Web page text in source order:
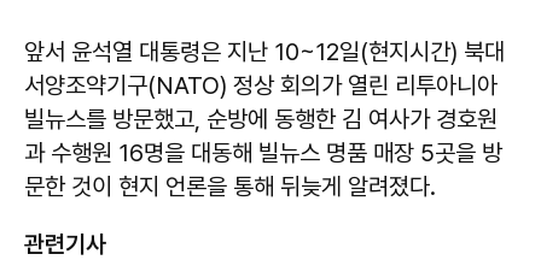
앞서 윤석열 대통령은 지난 10~12일(현지시간) 북대
서양조약기구(NATO) 정상 회의가 열린 리투아니아
빌뉴스를 방문했고, 순방에 동행한 김 여사가 경호원
과 수행원 16명을 대동해 빌뉴스 명품 매장 5곳을 방
문한 것이 현지 언론을 통해 뒤늦게 알려졌다.
관련기사